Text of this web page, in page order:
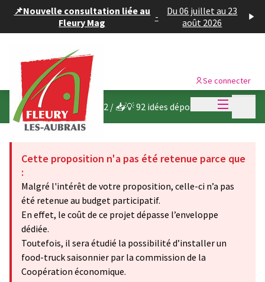
📌Nouvelle consultation liée au
Fleury Mag
-
Du 06 juillet au 23
août 2026
Menu
Se connecter
Budget participatif 2022 / 📥💡 92 idées déposées
Cette proposition n'a pas été retenue parce que
:
Malgré l'intérêt de votre proposition, celle-ci n’a pas
été retenue au budget participatif.
En effet, le coût de ce projet dépasse l’enveloppe
dédiée.
Toutefois, il sera étudié la possibilité d’installer un
food-truck saisonnier par la commission de la
Coopération économique.
Panneau de gestion des cookies